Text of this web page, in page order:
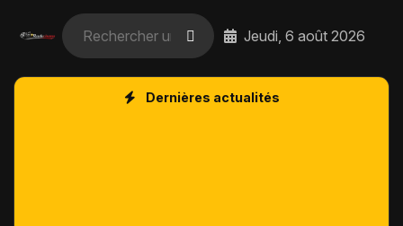
Jeudi, 6 août 2026
Dernières actualités